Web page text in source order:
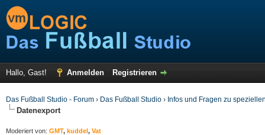
Hallo, Gast! Anmelden Registrieren
Das Fußball Studio - Forum › Das Fußball Studio › Infos und Fragen zu
Datenexport
Moderiert von: GMT, kuddel, Vat